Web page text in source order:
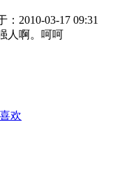
：2010-03-17 09:31
人啊。呵呵
喜欢